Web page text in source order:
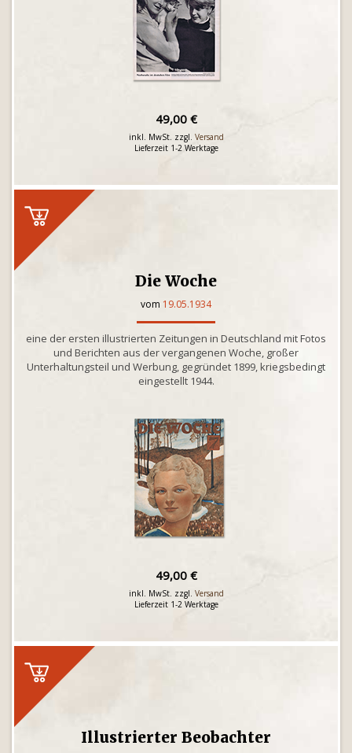
49,00 €
inkl. MwSt. zzgl. Versand
Lieferzeit 1-2 Werktage
Die Woche
vom 19.05.1934
eine der ersten illustrierten Zeitungen in Deutschland mit Fotos
und Berichten aus der vergangenen Woche, großer
Unterhaltungsteil und Werbung, gegründet 1899, kriegsbedingt
eingestellt 1944.
49,00 €
inkl. MwSt. zzgl. Versand
Lieferzeit 1-2 Werktage
Illustrierter Beobachter